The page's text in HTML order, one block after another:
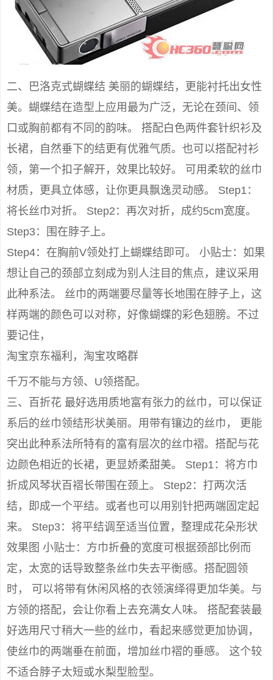
二、巴洛克式蝴蝶结 美丽的蝴蝶结，更能衬托出女性
美。蝴蝶结在造型上应用最为广泛，无论在颈间、领
口或胸前都有不同的韵味。 搭配白色两件套针织衫及
长裙，自然垂下的结更有优雅气质。也可以搭配衬衫
领，第一个扣子解开，效果比较好。 可用柔软的丝巾
材质，更具立体感，让你更具飘逸灵动感。 Step1：
将长丝巾对折。 Step2：再次对折，成约5cm宽度。
Step3：围在脖子上。
Step4：在胸前V领处打上蝴蝶结即可。 小贴士：如果
想让自己的颈部立刻成为别人注目的焦点，建议采用
此种系法。 丝巾的两端要尽量等长地围在脖子上，这
样两端的颜色可以对称，好像蝴蝶的彩色翅膀。不过
要记住，
淘宝京东福利，淘宝攻略群
千万不能与方领、U领搭配。
三、百折花 最好选用质地富有张力的丝巾，可以保证
系后的丝巾领结形状美丽。用带有镶边的丝巾， 更能
突出此种系法所特有的富有层次的丝巾褶。搭配与花
边颜色相近的长裙，更显娇柔甜美。 Step1：将方巾
折成风琴状百褶长带围在颈上。 Step2：打两次活
结，即成一个平结。或者也可以用别针把两端固定起
来。 Step3：将平结调至适当位置，整理成花朵形状
效果图 小贴士：方巾折叠的宽度可根据颈部比例而
定，太宽的话导致整条丝巾失去平衡感。搭配圆领
时， 可以将带有休闲风格的衣领演绎得更加华美。与
方领的搭配，会让你看上去充满女人味。 搭配套装最
好选用尺寸稍大一些的丝巾，看起来感觉更加协调，
使丝巾的两端垂在前面，增加丝巾褶的垂感。 这个较
不适合脖子太短或水梨型脸型。